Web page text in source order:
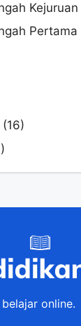
Kejuruan
Pertama
(16)
online.